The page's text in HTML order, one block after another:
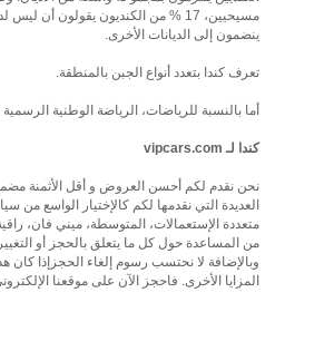
ينضمون إلى الديانات الأخرى.
تعرف كندا بتعدد أنواع الجبن بالمنطقة.
أما بالنسبة للرياضات، الرياضة الوطنية
كندا لـ vipcars.com
نحن نقدم لكم أحسن العروض و أقل الأثمنة
العديدة التي نقدمها لكم كالإختيار الواسع من
من المساعدة حول كل ما يتعلق بالحجز أو
المزايا الأخرى. فاحجز الآن على موقعنا الإلكتروني ابنداءا